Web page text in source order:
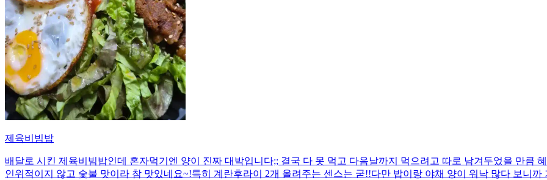
제육비빔밥
배달로 시킨 제육비빔밥인데 혼자먹기엔 양이 진짜 대박입니다;; 결국 다 못 먹고 다음날까지 먹으려고 따로 남겨두었을 만큼
인위적이지 않고 숯불 맛이라 참 맛있네요~!특히 계란후라이 2개 올려주는 센스는 굳!! ​다만 밥이랑 야채 양이 워낙 많다 보니